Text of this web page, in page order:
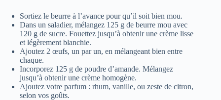
Sortiez le beurre à l’avance pour qu’il soit bien mou.
Dans un saladier, mélangez 125 g de beurre mou avec
120 g de sucre. Fouettez jusqu’à obtenir une crème lisse
et légèrement blanchie.
Ajoutez 2 œufs, un par un, en mélangeant bien entre
chaque.
Incorporez 125 g de poudre d’amande. Mélangez
jusqu’à obtenir une crème homogène.
Ajoutez votre parfum : rhum, vanille, ou zeste de citron,
selon vos goûts.